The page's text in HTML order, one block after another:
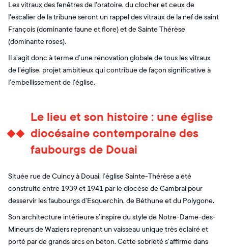
Les vitraux des fenêtres de l'oratoire, du clocher et ceux de
l'escalier de la tribune seront un rappel des vitraux de la nef de saint
François (dominante faune et flore) et de Sainte Thérèse
(dominante roses).
Il s’agit donc à terme d’une rénovation globale de tous les vitraux
de l’église, projet ambitieux qui contribue de façon significative à
l’embellissement de l'église.
Le lieu et son histoire : une église
diocésaine contemporaine des
faubourgs de Douai
Située rue de Cuincy à Douai, l’église Sainte-Thérèse a été
construite entre 1939 et 1941 par le diocèse de Cambrai pour
desservir les faubourgs d’Esquerchin, de Béthune et du Polygone.
Son architecture intérieure s’inspire du style de Notre-Dame-des-
Mineurs de Waziers reprenant un vaisseau unique très éclairé et
porté par de grands arcs en béton. Cette sobriété s’affirme dans